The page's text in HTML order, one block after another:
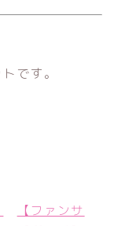
です。
【ファンサ